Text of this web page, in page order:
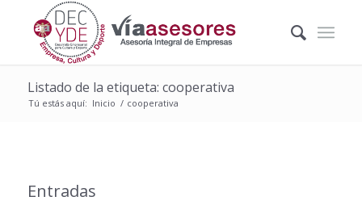
Listado de la etiqueta: cooperativa
Tú estás aquí: Inicio / cooperativa
Entradas